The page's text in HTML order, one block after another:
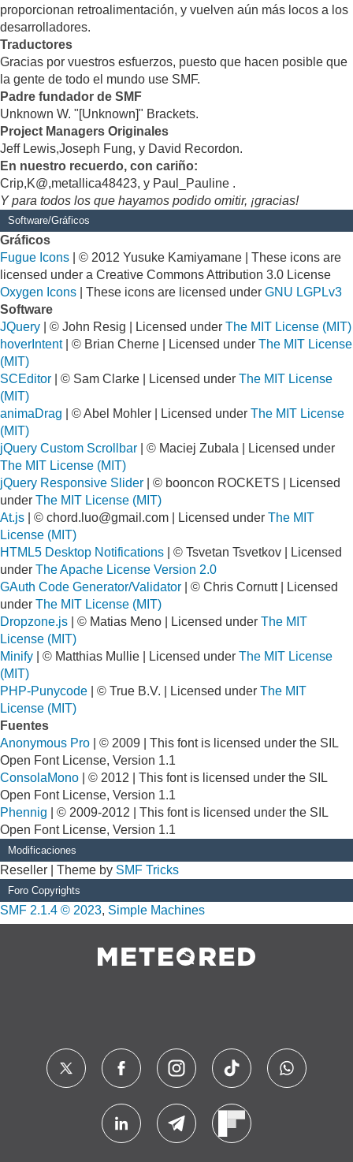
proporcionan retroalimentación, y vuelven aún más locos a los
desarrolladores.
Traductores
Gracias por vuestros esfuerzos, puesto que hacen posible que
la gente de todo el mundo use SMF.
Padre fundador de SMF
Unknown W. "[Unknown]" Brackets.
Project Managers Originales
Jeff Lewis,Joseph Fung, y David Recordon.
En nuestro recuerdo, con cariño:
Crip,K@,metallica48423, y Paul_Pauline .
Y para todos los que hayamos podido omitir, ¡gracias!
Software/Gráficos
Gráficos
Fugue Icons | © 2012 Yusuke Kamiyamane | These icons are
licensed under a Creative Commons Attribution 3.0 License
Oxygen Icons | These icons are licensed under GNU LGPLv3
Software
JQuery | © John Resig | Licensed under The MIT License (MIT)
hoverIntent| © Brian Cherne | Licensed under The MIT License
(MIT)
SCEditor | © Sam Clarke | Licensed under The MIT License
(MIT)
animaDrag | © Abel Mohler | Licensed under The MIT License
(MIT)
jQuery Custom Scrollbar | © Maciej Zubala | Licensed under
The MIT License (MIT)
jQuery Responsive Slider | © booncon ROCKETS | Licensed
under The MIT License (MIT)
At.js | © chord.luo@gmail.com | Licensed under The MIT
License (MIT)
HTML5 Desktop Notifications | © Tsvetan Tsvetkov | Licensed
under The Apache License Version 2.0
GAuth Code Generator/Validator | © Chris Cornutt | Licensed
under The MIT License (MIT)
Dropzone.js | © Matias Meno | Licensed under The MIT
License (MIT)
Minify | © Matthias Mullie | Licensed under The MIT License
(MIT)
PHP-Punycode | © True B.V. | Licensed under The MIT
License (MIT)
Fuentes
Anonymous Pro | © 2009 | This font is licensed under the SIL
Open Font License, Version 1.1
ConsolaMono | © 2012 | This font is licensed under the SIL
Open Font License, Version 1.1
Phennig | © 2009-2012 | This font is licensed under the SIL
Open Font License, Version 1.1
Modificaciones
Reseller | Theme by SMF Tricks
Foro Copyrights
SMF 2.1.4 © 2023, Simple Machines